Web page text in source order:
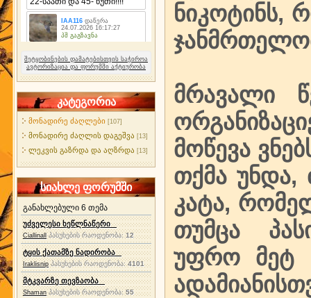
შეტყობინების დამატებისთვის საჭიროა
ავტორიზაცია და ფორუმში აქტიურობა
კატეგორია
მონადირე ძაღლები [107]
მონადირე ძაღლის დაგეშვა [13]
ლეკვის გაზრდა და აღზრდა [13]
სიახლე ფორუმში
განახლებული 6 თემა
უძველესი ხეწლნაწერი
Ciallinall პასუხების რაოდენობა:12
ტყის ქათამზე ნადირობა
Iraklisnip პასუხების რაოდენობა: 4101
მტკვარზე თევზაობა
Shaman პასუხების რაოდენობა:55
ნიკოტინს,
მრავალი
მოწევა
თქმა უნდა,
კატა,
თუმცა
უფრო მეტ